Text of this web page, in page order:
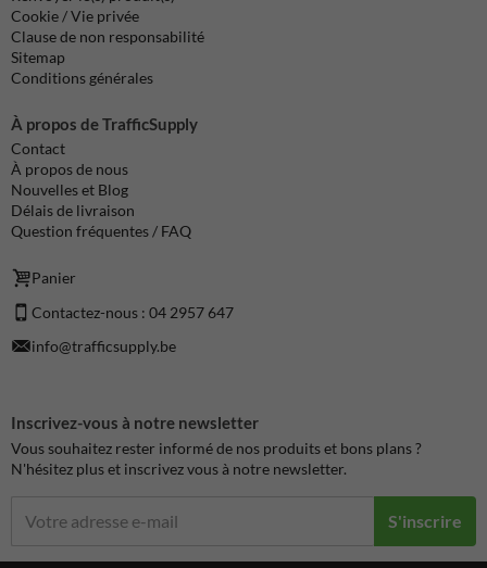
Cookie / Vie privée
Clause de non responsabilité
Sitemap
Conditions générales
À propos de TrafficSupply
Contact
À propos de nous
Nouvelles et Blog
Délais de livraison
Question fréquentes / FAQ
Panier
Contactez-nous : 04 2957 647
info@trafficsupply.be
Inscrivez-vous à notre newsletter
Vous souhaitez rester informé de nos produits et bons plans ?
N'hésitez plus et inscrivez vous à notre newsletter.
S'inscrire